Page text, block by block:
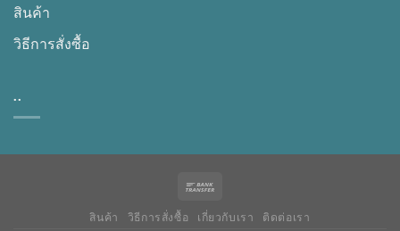
สินค้า
วิธีการสั่งซื้อ
..
สินค้า วิธีการสั่งซื้อ เกี่ยวกับเรา ติดต่อเรา